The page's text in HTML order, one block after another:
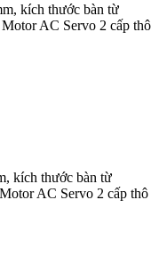
kích thước bàn từ
AC Servo 2 cấp thô
kích thước bàn từ
AC Servo 2 cấp thô